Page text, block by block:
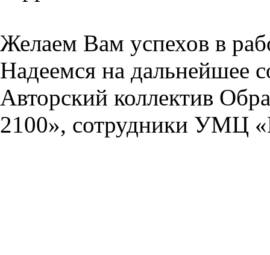
Желаем Вам успехов в
Надеемся на дальнейшее
Авторский коллектив
2100», сотрудники УМЦ